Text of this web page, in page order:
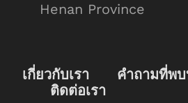
Henan Province
เกี่ยวกับเรา คำถามที่พ
ติดต่อเรา